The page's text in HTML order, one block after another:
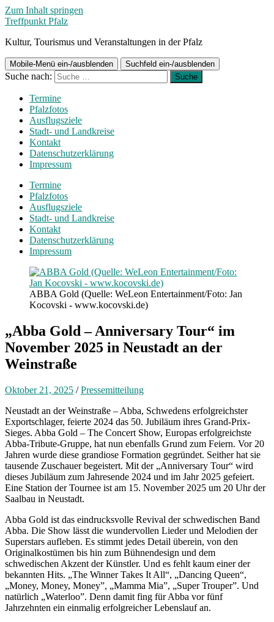
Zum Inhalt springen
Treffpunkt Pfalz
Kultur, Tourismus und Veranstaltungen in der Pfalz
Mobile-Menü ein-/ausblenden Suchfeld ein-/ausblenden
Suche nach:
Termine
Pfalzfotos
Ausflugsziele
Stadt- und Landkreise
Kontakt
Datenschutzerklärung
Impressum
Termine
Pfalzfotos
Ausflugsziele
Stadt- und Landkreise
Kontakt
Datenschutzerklärung
Impressum
ABBA Gold (Quelle: WeLeon Entertainment/Foto: Jan
Kocovski - www.kocovski.de)
„Abba Gold – Anniversary Tour“ im
November 2025 in Neustadt an der
Weinstraße
Oktober 21, 2025 /Pressemitteilung
Neustadt an der Weinstraße – Abba, Schwedens erfolgreichster
Exportschlager, feierte 2024 das 50. Jubiläum ihres Grand-Prix-
Sieges. Abba Gold – The Concert Show, Europas erfolgreichste
Abba-Tribute-Gruppe, hat nun ebenfalls Grund zum Feiern. Vor 20
Jahren wurde diese grandiose Formation gegründet. Seither hat sie
tausende Zuschauer begeistert. Mit der „Anniversary Tour“ wird
dieses Jubiläum zum Jahresende 2024 und im Jahr 2025 gefeiert.
Eine Station der Tournee ist am 15. November 2025 um 20 Uhr der
Saalbau in Neustadt.
Abba Gold ist das eindrucksvolle Revival der schwedischen Band
Abba. Die Show lässt die wundervollen Lieder und Melodien der
Superstars aufleben. Es stimmt jedes Detail überein, von den
Originalkostümen bis hin zum Bühnendesign und dem
schwedischen Akzent der Künstler. Und es fehlt kaum einer der
bekannten Hits. „The Winner Takes It All“, „Dancing Queen“,
„Money, Money, Money”, „Mamma Mia”, „Super Trouper”. Und
natürlich „Waterloo”. Denn damit fing für Abba vor fünf
Jahrzehnten ein einmalig erfolgreicher Lebenslauf an.